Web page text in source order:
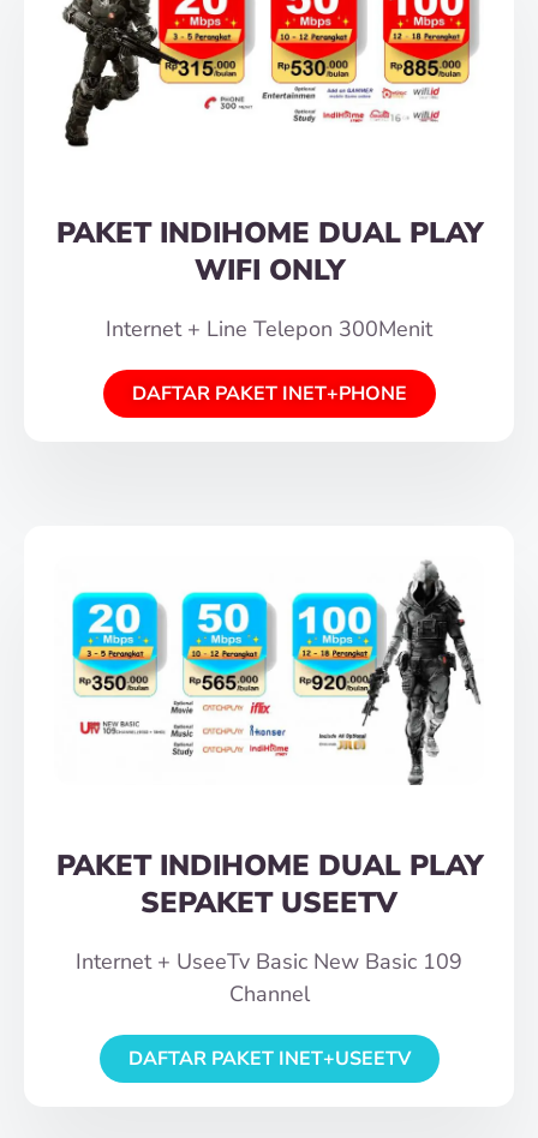
PAKET INDIHOME DUAL PLAY
WIFI ONLY
Internet + Line Telepon 300Menit
DAFTAR PAKET INET+PHONE
PAKET INDIHOME DUAL PLAY
SEPAKET USEETV
Internet + UseeTv Basic New Basic 109
Channel
DAFTAR PAKET INET+USEETV